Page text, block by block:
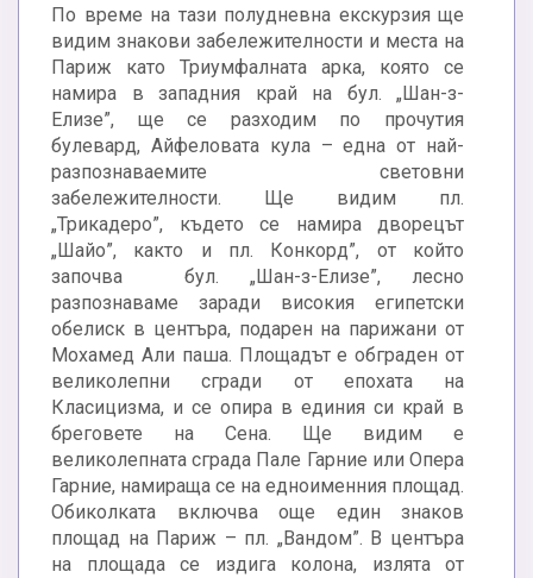
По време на тази полудневна екскурзия ще
видим знакови забележителности и места на
Париж като Триумфалната арка, която се
намира в западния край на бул. „Шан-з-
Елизе”, ще се разходим по прочутия
булевард, Айфеловата кула – една от най-
разпознаваемите световни
забележителности. Ще видим пл.
„Трикадеро”, където се намира дворецът
„Шайо”, както и пл. Конкорд”, от който
започва бул. „Шан-з-Елизе”, лесно
разпознаваме заради високия египетски
обелиск в центъра, подарен на парижани от
Мохамед Али паша. Площадът е обграден от
великолепни сгради от епохата на
Класицизма, и се опира в единия си край в
бреговете на Сена. Ще видим е
великолепната сграда Пале Гарние или Опера
Гарние, намираща се на едноименния площад.
Обиколката включва още един знаков
площад на Париж – пл. „Вандом”. В центъра
на площада се издига колона, излята от